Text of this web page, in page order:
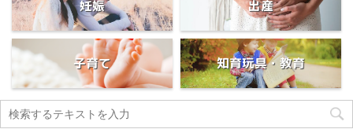
妊娠 出産
子育て 知育玩具・教育